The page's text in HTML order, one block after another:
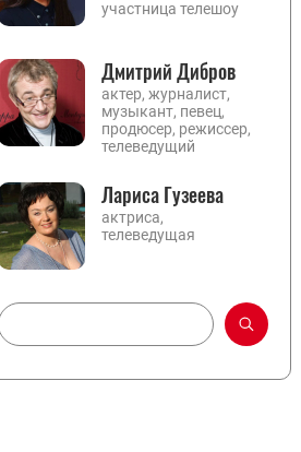
участница телешоу
Дмитрий Дибров
актер, журналист,
музыкант, певец,
продюсер, режиссер,
телеведущий
Лариса Гузеева
актриса,
телеведущая